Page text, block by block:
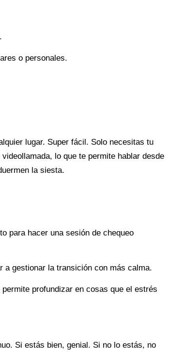
o personales.
lugar. Super fácil. Solo necesitas tu
lo que te permite hablar desde
la siesta.
para hacer una sesión de chequeo
a gestionar la transición con más calma.
profundizar en cosas que el estrés
Si estás bien, genial. Si no lo estás, no